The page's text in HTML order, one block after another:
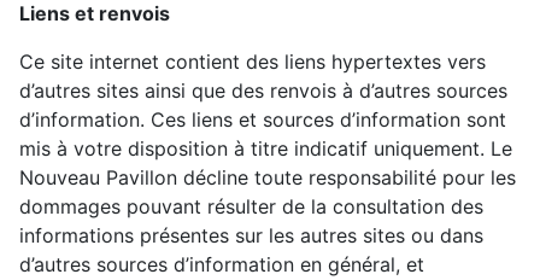
Liens et renvois
Ce site internet contient des liens hypertextes vers
d’autres sites ainsi que des renvois à d’autres sources
d’information. Ces liens et sources d’information sont
mis à votre disposition à titre indicatif uniquement. Le
Nouveau Pavillon décline toute responsabilité pour les
dommages pouvant résulter de la consultation des
informations présentes sur les autres sites ou dans
d’autres sources d’information en général, et